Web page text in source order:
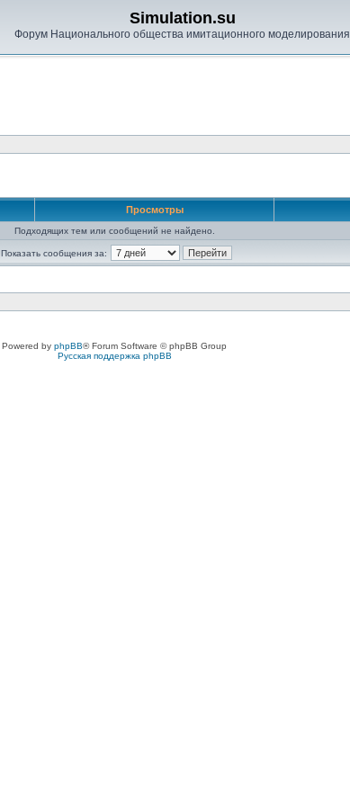
Simulation.su
Форум Национального общества имитационного моделирования
Просмотры
Подходящих тем или сообщений не найдено.
Показать сообщения за:
Powered by phpBB® Forum Software © phpBB Group
Русская поддержка phpBB